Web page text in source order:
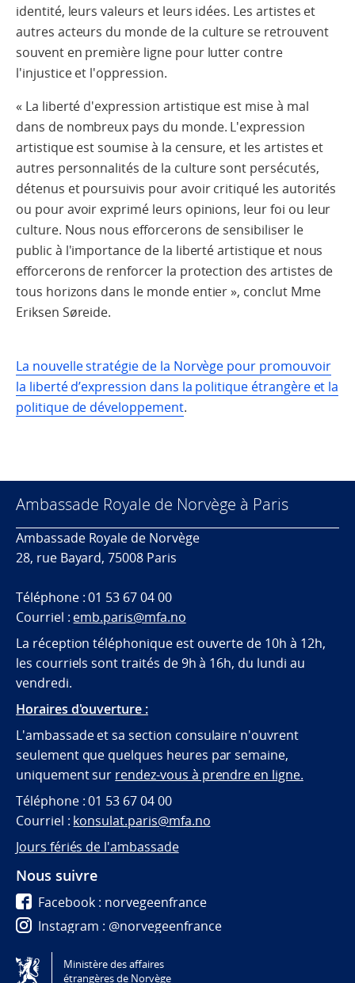
identité, leurs valeurs et leurs idées. Les artistes et
autres acteurs du monde de la culture se retrouvent
souvent en première ligne pour lutter contre
l'injustice et l'oppression.
« La liberté d'expression artistique est mise à mal
dans de nombreux pays du monde. L'expression
artistique est soumise à la censure, et les artistes et
autres personnalités de la culture sont persécutés,
détenus et poursuivis pour avoir critiqué les autorités
ou pour avoir exprimé leurs opinions, leur foi ou leur
culture. Nous nous efforcerons de sensibiliser le
public à l'importance de la liberté artistique et nous
efforcerons de renforcer la protection des artistes de
tous horizons dans le monde entier », conclut Mme
Eriksen Søreide.
La nouvelle stratégie de la Norvège pour promouvoir
la liberté d’expression dans la politique étrangère et la
politique de développement.
Ambassade Royale de Norvège à Paris
Ambassade Royale de Norvège
28, rue Bayard, 75008 Paris
Téléphone : 01 53 67 04 00
Courriel : emb.paris@mfa.no
La réception téléphonique est ouverte de 10h à 12h,
les courriels sont traités de 9h à 16h, du lundi au
vendredi.
Horaires d'ouverture :
L'ambassade et sa section consulaire n'ouvrent
seulement que quelques heures par semaine,
uniquement sur rendez-vous à prendre en ligne.
Téléphone : 01 53 67 04 00
Courriel : konsulat.paris@mfa.no
Jours fériés de l'ambassade
Nous suivre
Facebook : norvegeenfrance
Instagram : @norvegeenfrance
Twitter : @norvegeenfrance
Ministère des affaires
étrangères de Norvège